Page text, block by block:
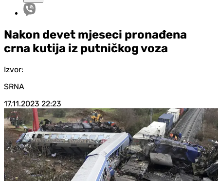
Nakon devet mjeseci pronađena
crna kutija iz putničkog voza
Izvor:
SRNA
17.11.2023 22:23